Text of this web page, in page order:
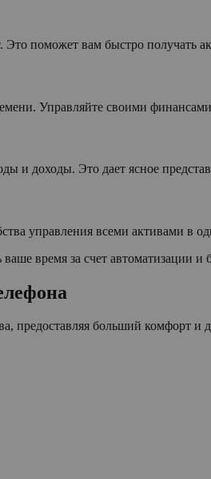
поможет вам быстро получать
Управляйте своими
и доходы. Это дает ясное
управления всеми активами в
время за счет автоматизации и
предоставляя больший комфорт и